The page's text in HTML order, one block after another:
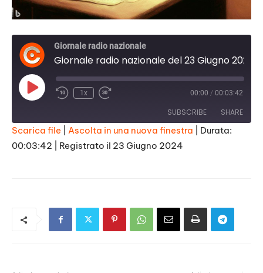
Giornale radio nazionale
Play
Episode
1x 00:00 / 00:03:42
SUBSCRIBE SHARE
SHARE
Scarica file Ascolta in una nuova finestra
Durata:
00:03:42
Registrato il 23 Giugno 2024